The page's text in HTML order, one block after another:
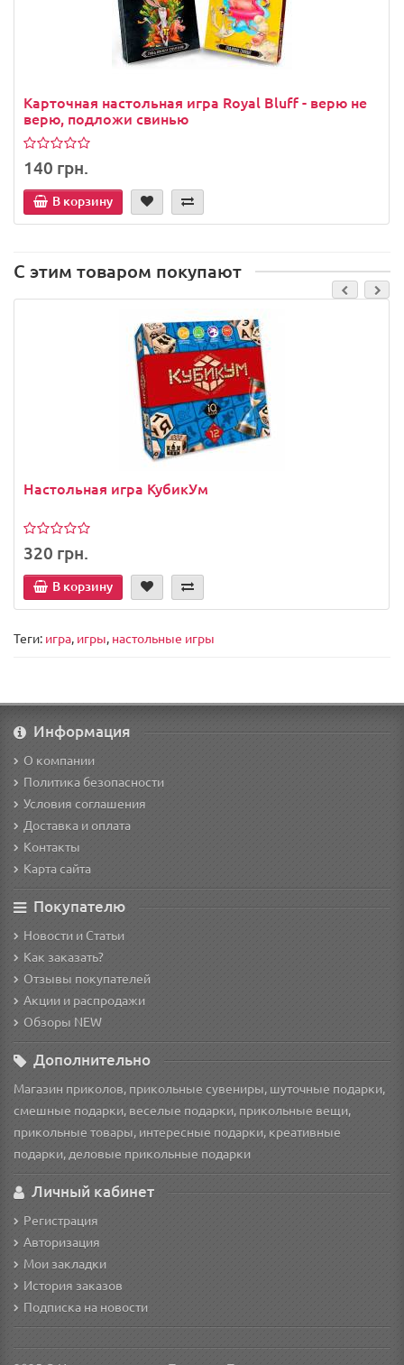
Карточная настольная игра Royal Bluff - верю не
верю, подложи свинью
140 грн.
В корзину
С этим товаром покупают
Настольная игра КубикУм
320 грн.
В корзину
Теги: игра, игры, настольные игры
Информация
О компании
Политика безопасности
Условия соглашения
Доставка и оплата
Контакты
Карта сайта
Покупателю
Новости и Статьи
Как заказать?
Отзывы покупателей
Акции и распродажи
Обзоры NEW
Дополнительно
Магазин приколов, прикольные сувениры, шуточные подарки,
смешные подарки, веселые подарки, прикольные вещи,
прикольные товары, интересные подарки, креативные
подарки, деловые прикольные подарки
Личный кабинет
Регистрация
Авторизация
Мои закладки
История заказов
Подписка на новости